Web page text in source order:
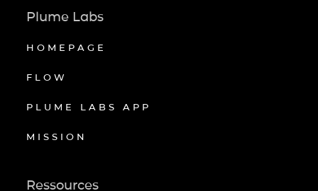
Plume Labs
HOMEPAGE
FLOW
PLUME LABS APP
MISSION
Ressources